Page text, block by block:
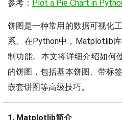
参考： Plot a Pie Chart in
饼图是一种常用的数据可视化
系。在Python中，Matplotlib
制功能。本文将详细介绍如何
的饼图，包括基本饼图、带标
嵌套饼图等高级技巧。
1. Matplotlib简介